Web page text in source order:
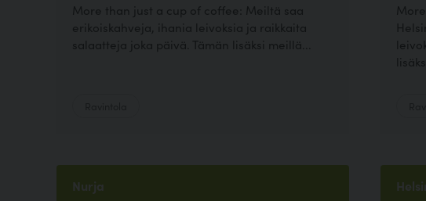
More than just a cup of coffee: Meiltä saa
erikoiskahveja, ihania leivoksia ja raikkaita
salaatteja joka päivä. Tämän lisäksi meillä...
Nurja